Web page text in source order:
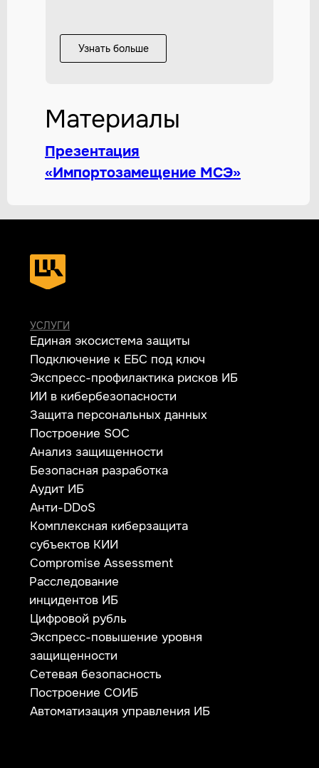
Материалы
Презентация
«Импортозамещение МСЭ»
Узнать больше